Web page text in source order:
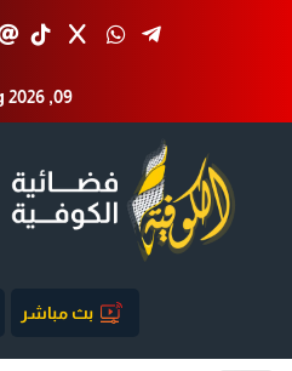
2026 ,09
بث مباشر